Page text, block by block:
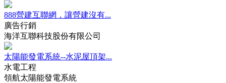
888營建互聯網，讓營建沒有...
廣告行銷
海洋互聯科技股份有限公司
太陽能發電系統--水泥屋頂架...
水電工程
領航太陽能發電系統